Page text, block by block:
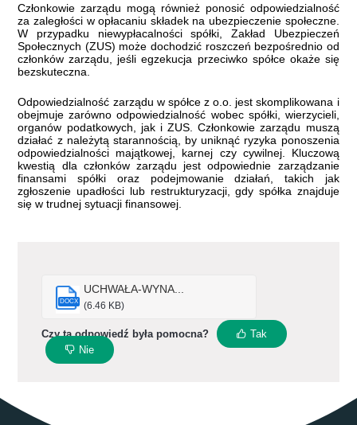
Członkowie zarządu mogą również ponosić odpowiedzialność
za zaległości w opłacaniu składek na ubezpieczenie społeczne.
W przypadku niewypłacalności spółki, Zakład Ubezpieczeń
Społecznych (ZUS) może dochodzić roszczeń bezpośrednio od
członków zarządu, jeśli egzekucja przeciwko spółce okaże się
bezskuteczna.
Odpowiedzialność zarządu w spółce z o.o. jest skomplikowana i
obejmuje zarówno odpowiedzialność wobec spółki, wierzycieli,
organów podatkowych, jak i ZUS. Członkowie zarządu muszą
działać z należytą starannością, by uniknąć ryzyka ponoszenia
odpowiedzialności majątkowej, karnej czy cywilnej. Kluczową
kwestią dla członków zarządu jest odpowiednie zarządzanie
finansami spółki oraz podejmowanie działań, takich jak
zgłoszenie upadłości lub restrukturyzacji, gdy spółka znajduje
się w trudnej sytuacji finansowej.
DOCX
UCHWAŁA-WYNA...
(6.46 KB)
Czy ta odpowiedź była pomocna?
Tak
Nie